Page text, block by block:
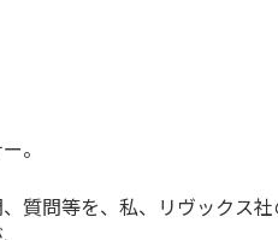
。
質問等を、私、リヴックス